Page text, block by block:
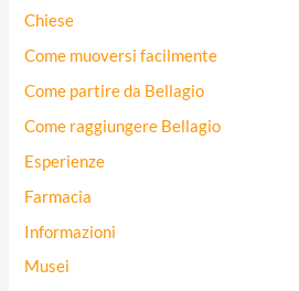
Chiese
Come muoversi facilmente
Come partire da Bellagio
Come raggiungere Bellagio
Esperienze
Farmacia
Informazioni
Musei